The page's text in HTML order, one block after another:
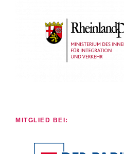
MITGLIED BEI: